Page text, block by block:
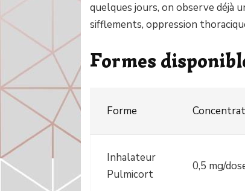
quelques jours, on observe déjà
sifflements, oppression
Formes
Forme
Inhalateur
Pulmicort
0,5 mg/